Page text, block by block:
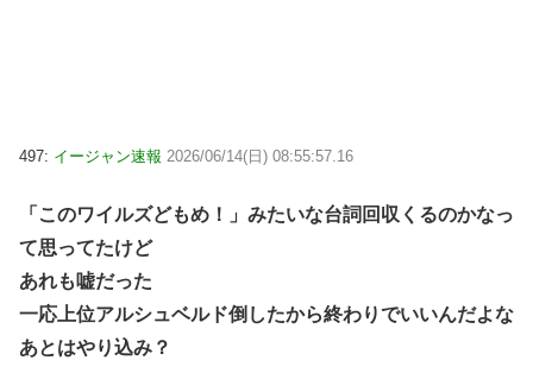
497: イージャン速報 2026/06/14(日) 08:55:57.16
「このワイルズどもめ！」みたいな台詞回収くるのかなっ
て思ってたけど
あれも嘘だった
一応上位アルシュベルド倒したから終わりでいいんだよな
あとはやり込み？